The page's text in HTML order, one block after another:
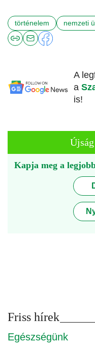
történelem nemzeti
A
a
is!
Kapja meg a
Friss hírek
Egészségünk